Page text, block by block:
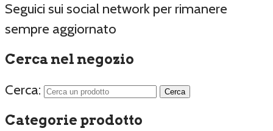
Seguici sui social network per rimanere
sempre aggiornato
Cerca nel negozio
Cerca:
Categorie prodotto